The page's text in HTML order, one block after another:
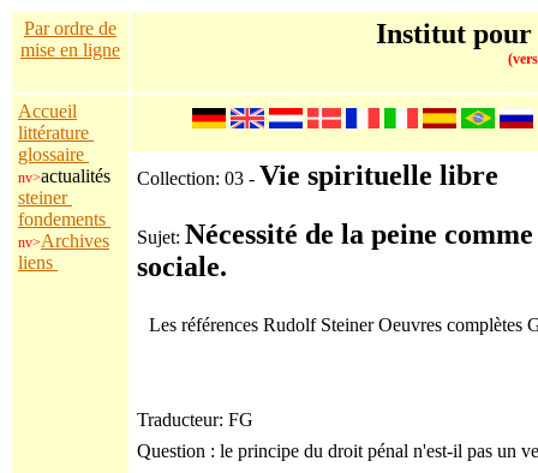
Par ordre de
mise en ligne
Institut pour
Accueil
littérature
glossaire
nv>actualités
steiner
fondements
nv>Archives
liens
Collection: 03 - Vie spirituelle libre
Sujet: Nécessité de la peine
sociale.
Les références Rudolf Steiner Oeuvres complètes
Traducteur: FG
Question : le principe du droit pénal n'est-il pas un